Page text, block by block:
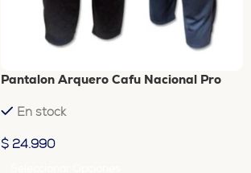
Pantalon Arquero Cafu Nacional Pro
En stock
$ 24.990